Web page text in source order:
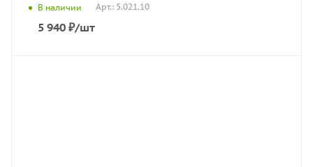
В наличии Арт.: 5.021.10
5 940 ₽/шт